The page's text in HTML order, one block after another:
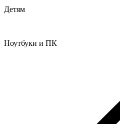
Детям
Ноутбуки и ПК